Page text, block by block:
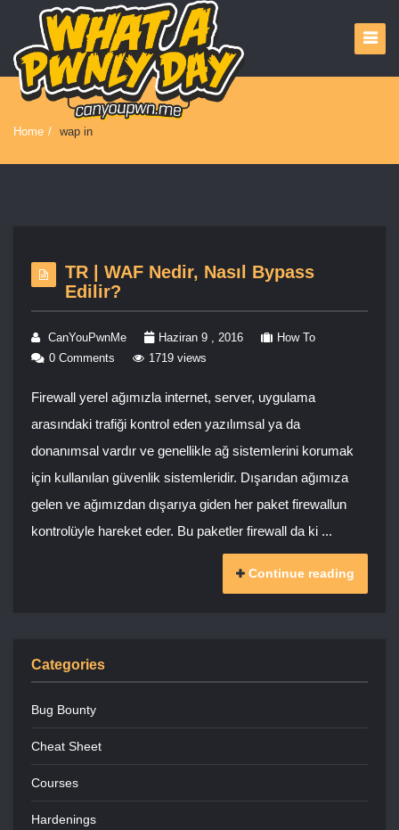
Home / wap in
TR | WAF Nedir, Nasıl Bypass
Edilir?
CanYouPwnMe Haziran 9 , 2016
How To
0 Comments
1719 views
Firewall yerel ağımızla internet, server, uygulama
arasındaki trafiği kontrol eden yazılımsal ya da
donanımsal vardır ve genellikle ağ sistemlerini korumak
için kullanılan güvenlik sistemleridir. Dışarıdan ağımıza
gelen ve ağımızdan dışarıya giden her paket firewallun
kontrolüyle hareket eder. Bu paketler firewall da ki ...
Continue reading
Categories
Bug Bounty
Cheat Sheet
Courses
Hardenings